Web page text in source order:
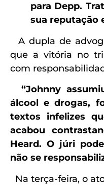
para Depp.
sua reputação
A dupla de
que a vitória no
com
“Johnny
álcool e drogas,
textos infelizes
acabou
Heard. O júri
não se
Na terça-feira, o